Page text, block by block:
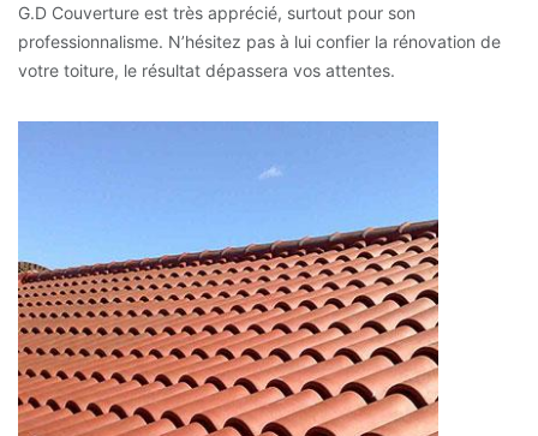
G.D Couverture est très apprécié, surtout pour son
professionnalisme. N’hésitez pas à lui confier la rénovation de
votre toiture, le résultat dépassera vos attentes.